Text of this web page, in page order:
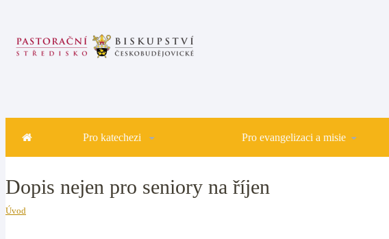
Pro katechezi Pro evangelizaci a misie
Dopis nejen pro seniory na říjen
Úvod